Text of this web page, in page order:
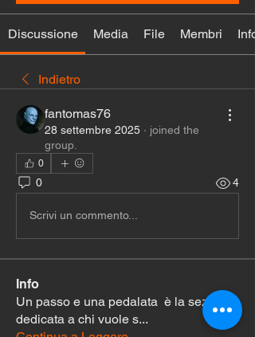
Discussione Media File Membri Info
Indietro
fantomas76
28 settembre 2025 · joined the
group.
0
0 4
Scrivi un commento...
Info
Un passo e una pedalata è la sezione
dedicata a chi vuole s...